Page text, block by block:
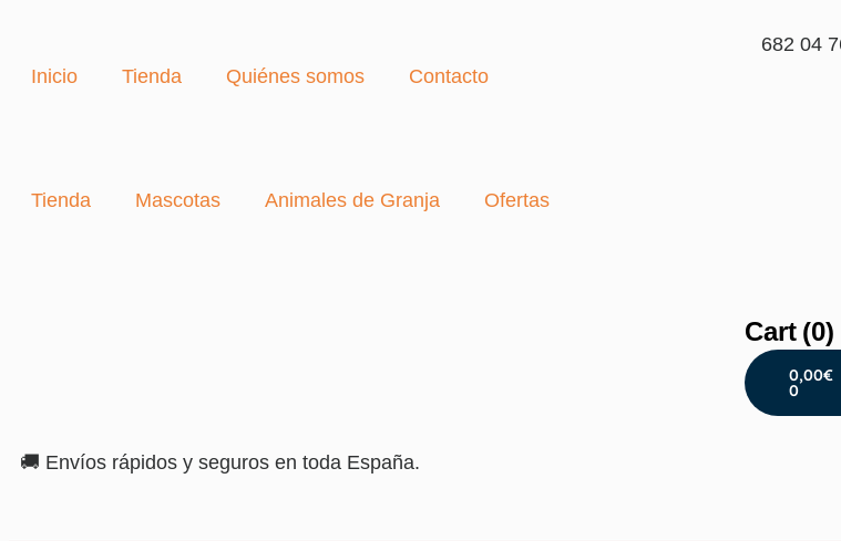
Inicio Tienda Quiénes somos Contacto
682 04
Tienda Mascotas Animales de Granja Ofertas
Cart (0)
0,00€
0
🚚 Envíos rápidos y seguros en toda España.